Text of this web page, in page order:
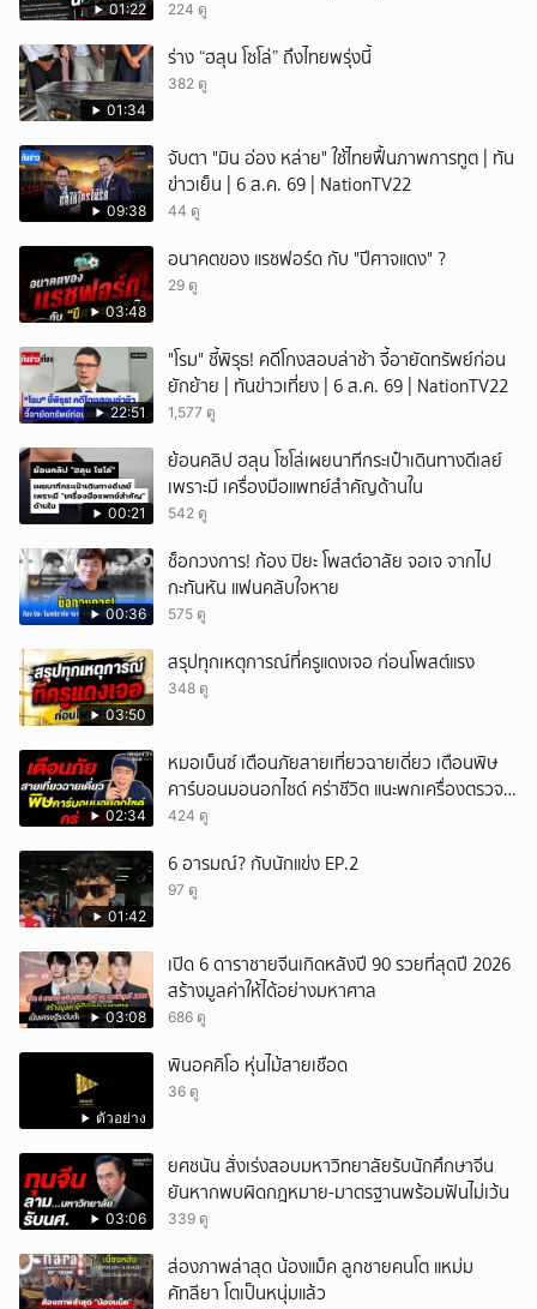
01:22 224 ดู
01:34
ร่าง “ฮลุน โซโล่” ถึงไทยพรุ่งนี้
382 ดู
09:38
จับตา "มิน อ่อง หล่าย" ใช้ไทยฟื้นภาพการทูต | ทัน
ข่าวเย็น | 6 ส.ค. 69 | NationTV22
44 ดู
03:48
อนาคตของ แรชฟอร์ด กับ "ปีศาจแดง" ?
29 ดู
22:51
"โรม" ชี้พิรุธ! คดีโกงสอบล่าช้า จี้อายัดทรัพย์ก่อน
ยักย้าย | ทันข่าวเที่ยง | 6 ส.ค. 69 | NationTV22
1,577 ดู
00:21
ย้อนคลิป ฮลุน โซโล่เผยนาทีกระเป๋าเดินทางดีเลย์
เพราะมี เครื่องมือแพทย์สำคัญด้านใน
542 ดู
00:36
ช็อกวงการ! ก้อง ปิยะ โพสต์อาลัย จอเจ จากไป
กะทันหัน แฟนคลับใจหาย
575 ดู
03:50
สรุปทุกเหตุการณ์ที่ครูแดงเจอ ก่อนโพสต์แรง
348 ดู
02:34
หมอเบ็นซ์ เตือนภัยสายเที่ยวฉายเดี่ยว เตือนพิษ
คาร์บอนมอนอกไซด์ คร่าชีวิต แนะพกเครื่องตรวจ
วัดติดตัว
424 ดู
01:42
6 อารมณ์? กับนักแข่ง EP.2
97 ดู
03:08
เปิด 6 ดาราชายจีนเกิดหลังปี 90 รวยที่สุดปี 2026
สร้างมูลค่าให้ได้อย่างมหาศาล
686 ดู
ตัวอย่าง
พินอคคิโอ หุ่นไม้สายเชือด
36 ดู
03:06
ยศชนัน สั่งเร่งสอบมหาวิทยาลัยรับนักศึกษาจีน
ยันหากพบผิดกฎหมาย-มาตรฐานพร้อมฟันไม่เว้น
339 ดู
ส่องภาพล่าสุด น้องแม็ค ลูกชายคนโต แหม่ม
คัทลียา โตเป็นหนุ่มแล้ว